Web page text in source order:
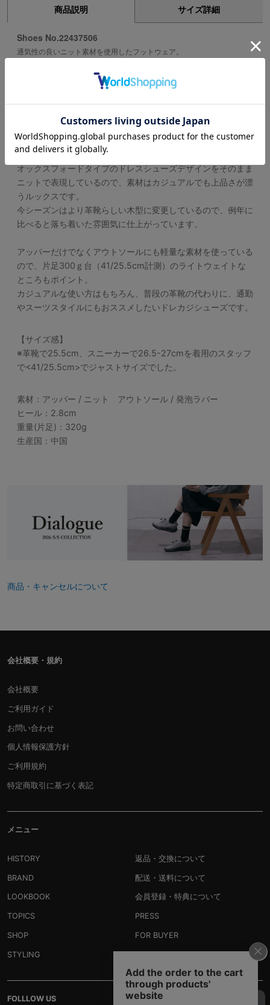
商品説明 サイズ詳細
Shoes No.22437506
通気性の良いニット素材を使用したフットウェア。
【デザイン】
オックスフォードタイプのドレスシューズデザインをそのまま
ニットで表現しているので、素材はカジュアルでも上品さが漂
うルックスです。
今シーズンはより革靴らしい木型に変更しているので、例年に
比べると落ち着いた雰囲気に仕上がっています。
アッパーだけでなくアウトソールにも軽量な素材を使っている
ので、片足300ｇ台（41/25.5cm計測）のライトウェイトな
ところもポイント。
カジュアルな使い方はもちろん、普段の革靴の代わりに、通勤
やスーツスタイルにもおススメしたいドレカジシューズです。
【サイズ感】
※革靴で25.5cm、スニーカーで26.5-27cmを着用のスタッフ
で<41/25.5cm>でジャストサイズでした。
素材：アッパー / ニット アウトソール / 発泡ラバー
ヒール：2.8cm
重量(片足)：320g
生産国：中国
商品・キャンセルについて
会社概要・規約
会社概要
ご利用ガイド
お問い合わせ
個人情報保護方針
ご利用規約
特定商取引に基づく表記
メニュー
HISTORY
BRAND
LOOKBOOK
TOPICS
SHOP
STYLING
返品・交換について
配送・送料について
会員登録・特典について
PRESS
FOR BUYER
FOLLLOW US